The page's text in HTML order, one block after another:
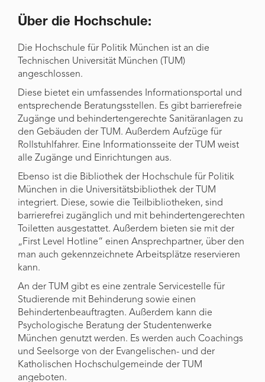
Über die Hochschule:
Die Hochschule für Politik München ist an die
Technischen Universität München (TUM)
angeschlossen.
Diese bietet ein umfassendes Informationsportal und
entsprechende Beratungsstellen. Es gibt barrierefreie
Zugänge und behindertengerechte Sanitäranlagen zu
den Gebäuden der TUM. Außerdem Aufzüge für
Rollstuhlfahrer. Eine Informationsseite der TUM weist
alle Zugänge und Einrichtungen aus.
Ebenso ist die Bibliothek der Hochschule für Politik
München in die Universitätsbibliothek der TUM
integriert. Diese, sowie die Teilbibliotheken, sind
barrierefrei zugänglich und mit behindertengerechten
Toiletten ausgestattet. Außerdem bieten sie mit der
„First Level Hotline“ einen Ansprechpartner, über den
man auch gekennzeichnete Arbeitsplätze reservieren
kann.
An der TUM gibt es eine zentrale Servicestelle für
Studierende mit Behinderung sowie einen
Behindertenbeauftragten. Außerdem kann die
Psychologische Beratung der Studentenwerke
München genutzt werden. Es werden auch Coachings
und Seelsorge von der Evangelischen- und der
Katholischen Hochschulgemeinde der TUM
angeboten.